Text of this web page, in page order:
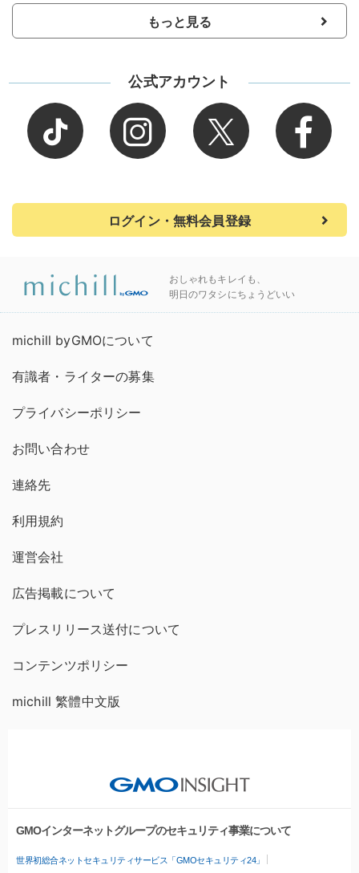
もっと見る
公式アカウント
ログイン・無料会員登録
おしゃれもキレイも、
明日のワタシにちょうどいい
michill byGMOについて
有識者・ライターの募集
プライバシーポリシー
お問い合わせ
連絡先
利用規約
運営会社
広告掲載について
プレスリリース送付について
コンテンツポリシー
michill 繁體中文版
GMOインターネットグループのセキュリティ事業について
世界初総合ネットセキュリティサービス「GMOセキュリティ24」